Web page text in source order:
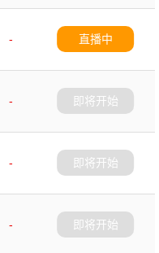
-
直播中
-
即将开始
-
即将开始
-
即将开始